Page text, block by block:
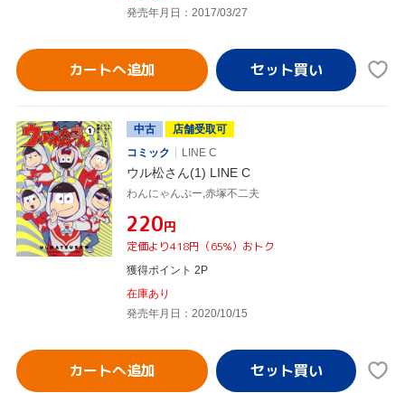
発売年月日：2017/03/27
カートへ追加
中古
店舗受取可
コミック
LINE C
ウル松さん(1) LINE C
わんにゃんぷー,赤塚不二夫
¥220円
定価より418円（65%）おトク
獲得ポイント 2P
在庫あり
発売年月日：2020/10/15
カートへ追加